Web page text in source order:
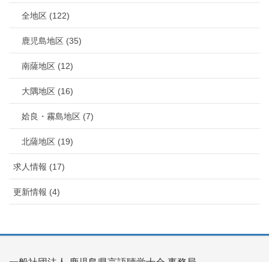
全地区 (122)
鹿児島地区 (35)
南薩地区 (12)
大隅地区 (16)
姶良・霧島地区 (7)
北薩地区 (19)
求人情報 (17)
更新情報 (4)